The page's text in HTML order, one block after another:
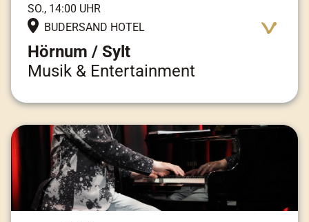
SO., 14:00 UHR
BUDERSAND HOTEL
Hörnum / Sylt
Musik & Entertainment